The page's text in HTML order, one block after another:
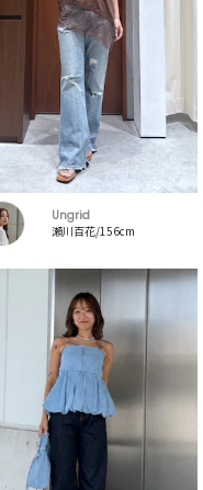
Ungrid
瀬川百花/156cm